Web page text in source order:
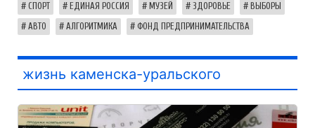
СПОРТ ЕДИНАЯ РОССИЯ МУЗЕЙ ЗДОРОВЬЕ ВЫБОРЫ
АВТО АЛГОРИТМИКА ФОНД ПРЕДПРИНИМАТЕЛЬСТВА
жизнь каменска-уральского